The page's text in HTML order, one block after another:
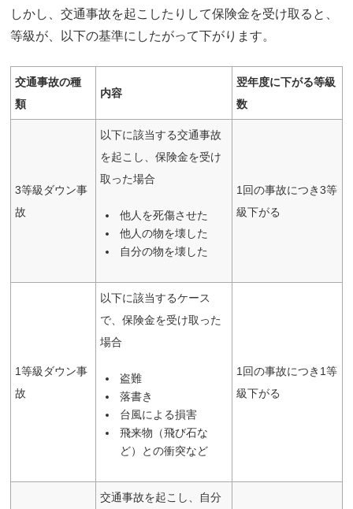
しかし、交通事故を起こしたりして保険金を受け取ると、
等級が、以下の基準にしたがって下がります。
交通事故の種
類
内容
翌年度に下がる等級
数
3等級ダウン事
故
以下に該当する交通事故
を起こし、保険金を受け
取った場合
他人を死傷させた
他人の物を壊した
自分の物を壊した
1回の事故につき3等
級下がる
1等級ダウン事
故
以下に該当するケース
で、保険金を受け取った
場合
盗難
落書き
台風による損害
飛来物（飛び石な
ど）との衝突など
1回の事故につき1等
級下がる
交通事故を起こし、自分